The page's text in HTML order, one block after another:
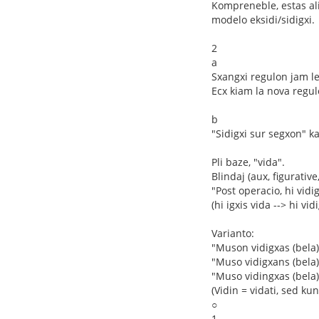
Kompreneble, estas
modelo eksidi/sidigxi.
2
a
Sxangxi regulon jam
Ecx kiam la nova
b
"Sidigxi sur segxon"
Pli baze, "vida".
Blindaj (aux,
"Post operacio, hi
(hi igxis vida --> hi
Varianto:
"Muson vidigxas
"Muso vidigxans
"Muso vidingxas
(Vidin = vidati, sed
○